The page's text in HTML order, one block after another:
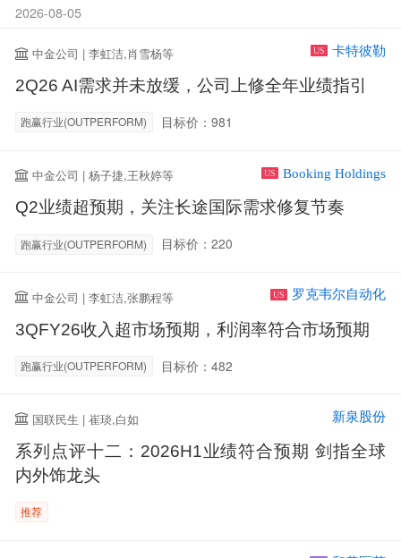
2026-08-05
中金公司 | 李虹洁,肖雪杨等 US 卡特彼勒
2Q26 AI需求并未放缓，公司上修全年业绩指引
跑赢行业(OUTPERFORM) 目标价：981
中金公司 | 杨子捷,王秋婷等 US Booking Holdings
Q2业绩超预期，关注长途国际需求修复节奏
跑赢行业(OUTPERFORM) 目标价：220
中金公司 | 李虹洁,张鹏程等 US 罗克韦尔自动化
3QFY26收入超市场预期，利润率符合市场预期
跑赢行业(OUTPERFORM) 目标价：482
国联民生 | 崔琰,白如 新泉股份
系列点评十二：2026H1业绩符合预期 剑指全球
内外饰龙头
推荐